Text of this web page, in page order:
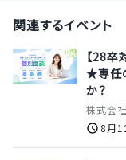
関連するイベント
【28卒
★専任
か？
株式会
8月